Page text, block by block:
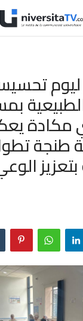
الله
ليوم
مكادة
طنجة